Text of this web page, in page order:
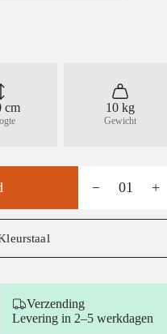
cm 10 kg
Gewicht
− 01 +
Verzending
Levering in 2–5 werkdagen